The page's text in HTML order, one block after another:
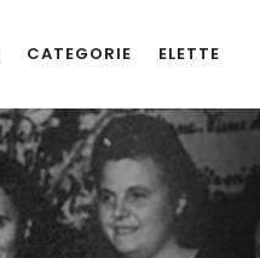
CATEGORIE ELETTE